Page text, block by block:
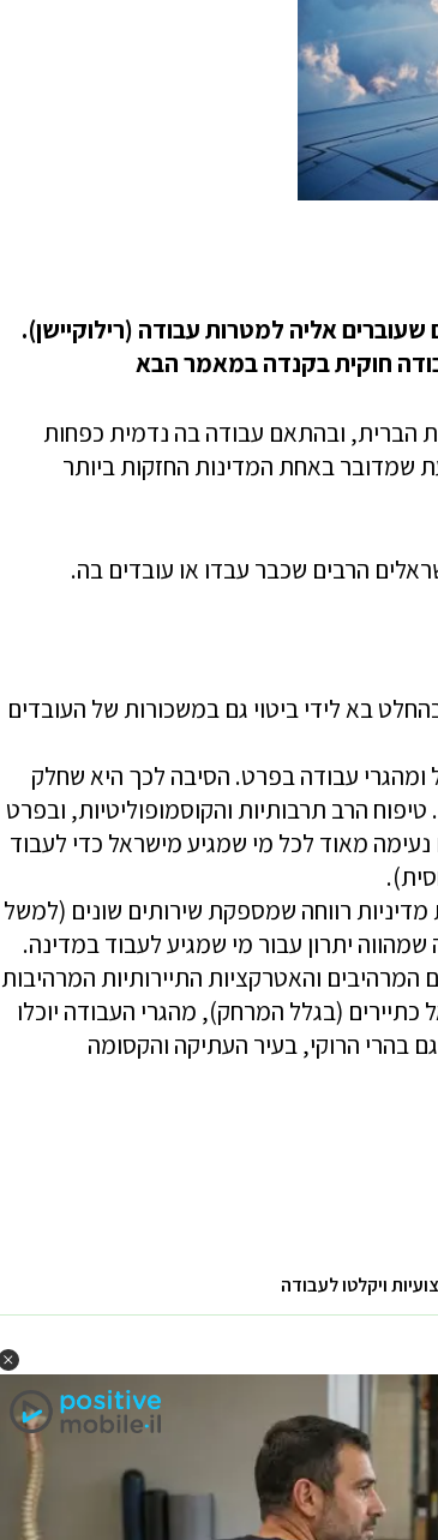
אליה למטרות עבודה (רילוקיישן).
חוקית בקנדה במאמר הבא
הברית, ובהתאם עבודה בה נדמית כפחות
שמדובר באחת המדינות החזקות ביותר
הרבים שכבר עבדו או עובדים בה.
בא לידי ביטוי גם במשכורות של העובדים
עבודה בפרט. הסיבה לכך היא שחלק
הרב תרבותיות והקוסמופוליטיות, ובפרט
מאוד לכל מי שמגיע מישראל כדי לעבוד
רווחה שמספקת שירותים שונים (למשל
יתרון עבור מי שמגיע לעבוד במדינה.
והאטרקציות התיירותיות המרהיבות
(בגלל המרחק), מהגרי העבודה יוכלו
בהרי הרוקי, בעיר העתיקה והקסומה